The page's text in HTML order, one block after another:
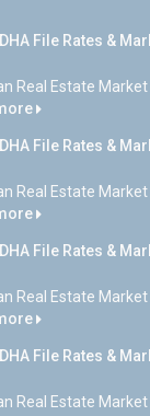
File Rates &
Real Estate Market
File Rates &
Real Estate Market
File Rates &
Real Estate Market
File Rates &
Real Estate Market